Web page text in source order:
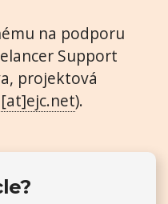
na podporu
Support
projektová
).